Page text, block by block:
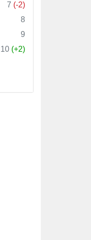
7 (-2)
8
9
10 (+2)